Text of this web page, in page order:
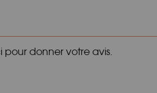
pour donner votre avis.